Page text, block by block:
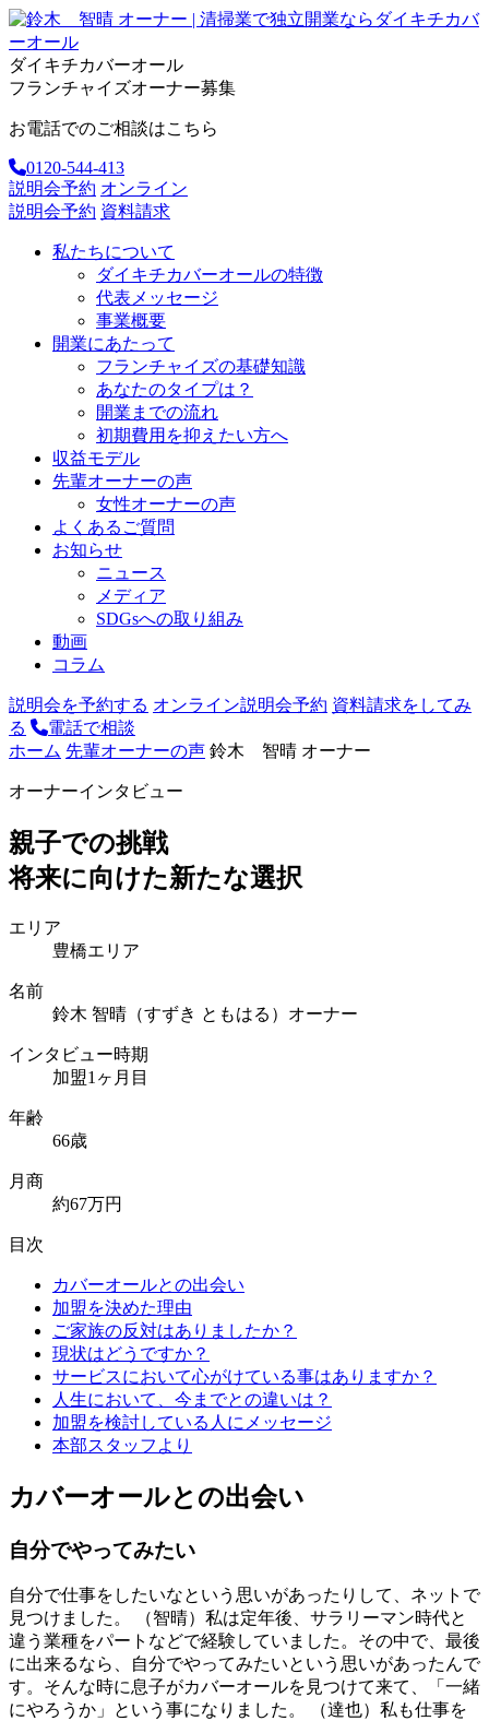
ダイキチカバーオール
フランチャイズオーナー募集
お電話でのご相談はこちら
0120-544-413
説明会予約 オンライン
説明会予約 資料請求
私たちについて
ダイキチカバーオールの特徴
代表メッセージ
事業概要
開業にあたって
フランチャイズの基礎知識
あなたのタイプは？
開業までの流れ
初期費用を抑えたい方へ
収益モデル
先輩オーナーの声
女性オーナーの声
よくあるご質問
お知らせ
ニュース
メディア
SDGsへの取り組み
動画
コラム
説明会を予約する オンライン説明会予約 資料請求をしてみ
る
電話で相談
ホーム 先輩オーナーの声 鈴木 智晴 オーナー
オーナーインタビュー
親子での挑戦
将来に向けた新たな選択
エリア
豊橋エリア
名前
鈴木 智晴（すずき ともはる）オーナー
インタビュー時期
加盟1ヶ月目
年齢
66歳
月商
約67万円
目次
カバーオールとの出会い
加盟を決めた理由
ご家族の反対はありましたか？
現状はどうですか？
サービスにおいて心がけている事はありますか？
人生において、今までとの違いは？
加盟を検討している人にメッセージ
本部スタッフより
カバーオールとの出会い
自分でやってみたい
自分で仕事をしたいなという思いがあったりして、ネットで
見つけました。 （智晴）私は定年後、サラリーマン時代と
違う業種をパートなどで経験していました。その中で、最後
に出来るなら、自分でやってみたいという思いがあったんで
す。そんな時に息子がカバーオールを見つけて来て、「一緒
にやろうか」という事になりました。 （達也）私も仕事を